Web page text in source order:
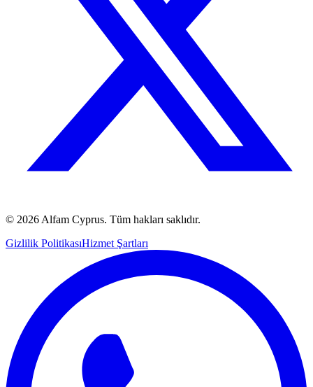
© 2026 Alfam Cyprus. Tüm hakları saklıdır.
Gizlilik PolitikasıHizmet Şartları